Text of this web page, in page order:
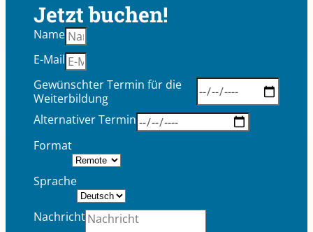
Jetzt buchen!
Name
E-Mail
Gewünschter Termin für die
Weiterbildung
Alternativer Termin
Format
Sprache
Nachricht